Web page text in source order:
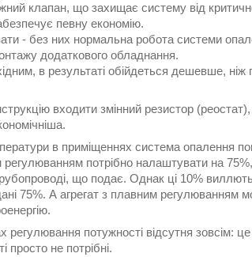
клапан, що захищає систему від
певну економію.
- без них нормальна робота системи
додаткового обладнання.
в результаті обійдеться дешевше, ніж
входити змінний резистор
в приміщеннях система опалення
потрібно налаштувати на 75%,
що подає. Однак ці 10%
75%. А агрегат з плавним регулюванням
потужності відсутня зовсім: це
просто не потрібні.